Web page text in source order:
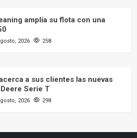
amplía su flota con una
2026 258
a sus clientes las nuevas
Serie T
2026 298